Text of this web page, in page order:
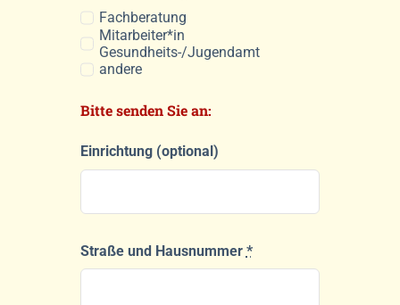
Fachberatung
Mitarbeiter*in
Gesundheits-/Jugendamt
andere
Bitte senden Sie an:
Einrichtung (optional)
Straße und Hausnummer *